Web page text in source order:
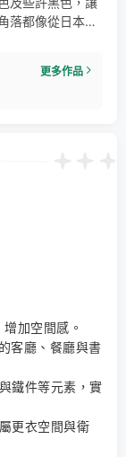
落都像從日本雜
更多作品
加空間感。
客廳、餐廳與書
鐵件等元素，實
更衣空間與衛